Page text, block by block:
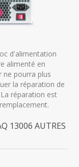
d'alimentation
alimenté en
ne pourra plus
la réparation de
réparation est
13006 AUTRES